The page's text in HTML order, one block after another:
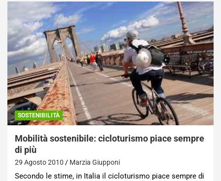
SOSTENIBILITÀ
Mobilità sostenibile: cicloturismo piace sempre
di più
29 Agosto 2010 Marzia Giupponi
Secondo le stime, in Italia il cicloturismo piace sempre di